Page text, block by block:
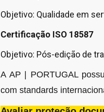
Objetivo: Qualidade em
Certificação ISO 18587
Objetivo: Pós-edição de
A AP | PORTUGAL
com standards